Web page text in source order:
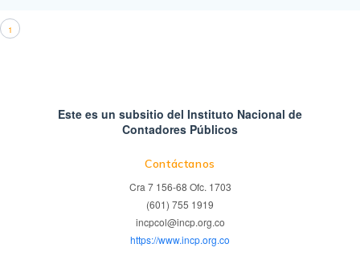
1
Este es un subsitio del Instituto Nacional de
Contadores Públicos
Contáctanos
Cra 7 156-68 Ofc. 1703
(601) 755 1919
incpcol@incp.org.co
https://www.incp.org.co